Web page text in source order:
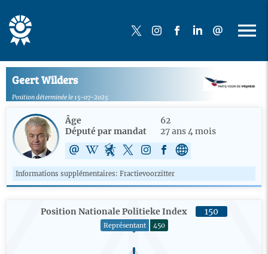
Geert Wilders
Position déterminée le 15-07-2025
Âge
62
Député par mandat
27 ans 4 mois
Informations supplémentaires: Fractievoorzitter
Position Nationale Politieke Index 150
Représentant 450